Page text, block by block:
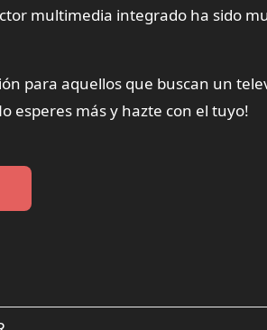
multimedia integrado ha sido
para aquellos que buscan un
esperes más y hazte con el tuyo!